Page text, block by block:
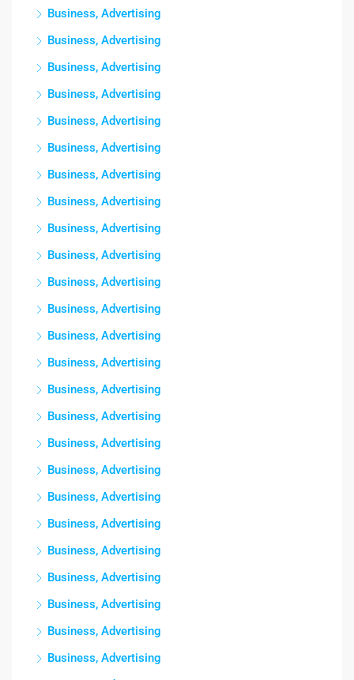
Business, Advertising
Business, Advertising
Business, Advertising
Business, Advertising
Business, Advertising
Business, Advertising
Business, Advertising
Business, Advertising
Business, Advertising
Business, Advertising
Business, Advertising
Business, Advertising
Business, Advertising
Business, Advertising
Business, Advertising
Business, Advertising
Business, Advertising
Business, Advertising
Business, Advertising
Business, Advertising
Business, Advertising
Business, Advertising
Business, Advertising
Business, Advertising
Business, Advertising